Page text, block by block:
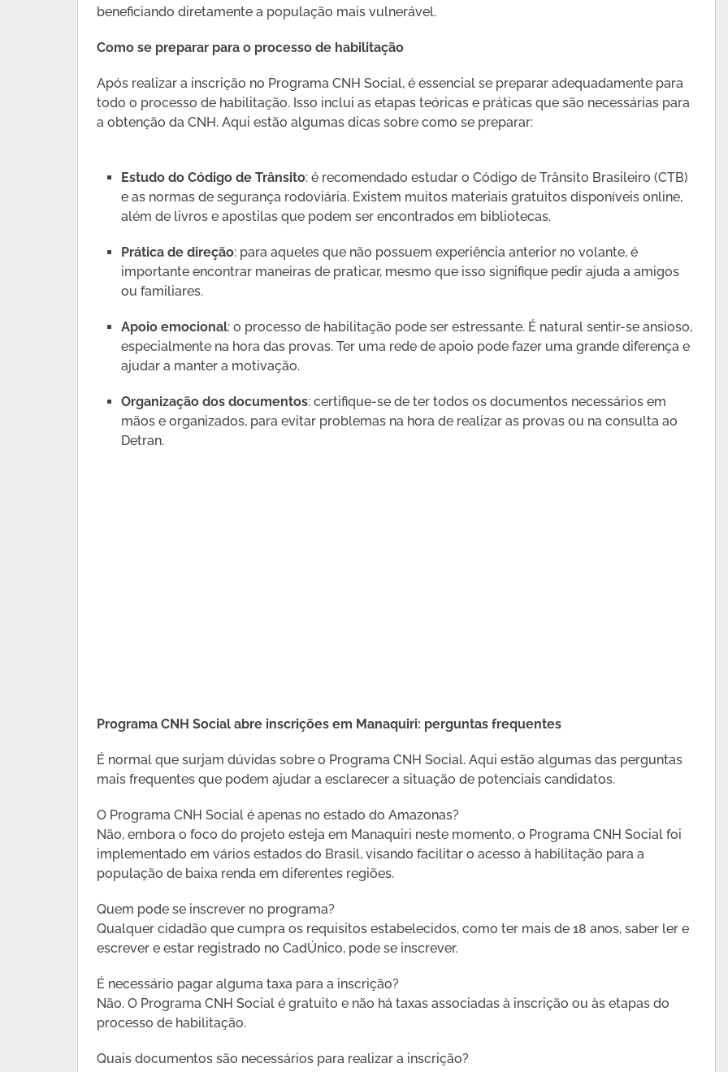
beneficiando diretamente a população mais vulnerável.
Como se preparar para o processo de habilitação
Após realizar a inscrição no Programa CNH Social, é essencial se preparar adequadamente para
todo o processo de habilitação. Isso inclui as etapas teóricas e práticas que são necessárias para
a obtenção da CNH. Aqui estão algumas dicas sobre como se preparar:
Estudo do Código de Trânsito: é recomendado estudar o Código de Trânsito Brasileiro (CTB)
e as normas de segurança rodoviária. Existem muitos materiais gratuitos disponíveis online,
além de livros e apostilas que podem ser encontrados em bibliotecas.
Prática de direção: para aqueles que não possuem experiência anterior no volante, é
importante encontrar maneiras de praticar, mesmo que isso signifique pedir ajuda a amigos
ou familiares.
Apoio emocional: o processo de habilitação pode ser estressante. É natural sentir-se ansioso,
especialmente na hora das provas. Ter uma rede de apoio pode fazer uma grande diferença e
ajudar a manter a motivação.
Organização dos documentos: certifique-se de ter todos os documentos necessários em
mãos e organizados, para evitar problemas na hora de realizar as provas ou na consulta ao
Detran.
Programa CNH Social abre inscrições em Manaquiri: perguntas frequentes
É normal que surjam dúvidas sobre o Programa CNH Social. Aqui estão algumas das perguntas
mais frequentes que podem ajudar a esclarecer a situação de potenciais candidatos.
O Programa CNH Social é apenas no estado do Amazonas?
Não, embora o foco do projeto esteja em Manaquiri neste momento, o Programa CNH Social foi
implementado em vários estados do Brasil, visando facilitar o acesso à habilitação para a
população de baixa renda em diferentes regiões.
Quem pode se inscrever no programa?
Qualquer cidadão que cumpra os requisitos estabelecidos, como ter mais de 18 anos, saber ler e
escrever e estar registrado no CadÚnico, pode se inscrever.
É necessário pagar alguma taxa para a inscrição?
Não. O Programa CNH Social é gratuito e não há taxas associadas à inscrição ou às etapas do
processo de habilitação.
Quais documentos são necessários para realizar a inscrição?